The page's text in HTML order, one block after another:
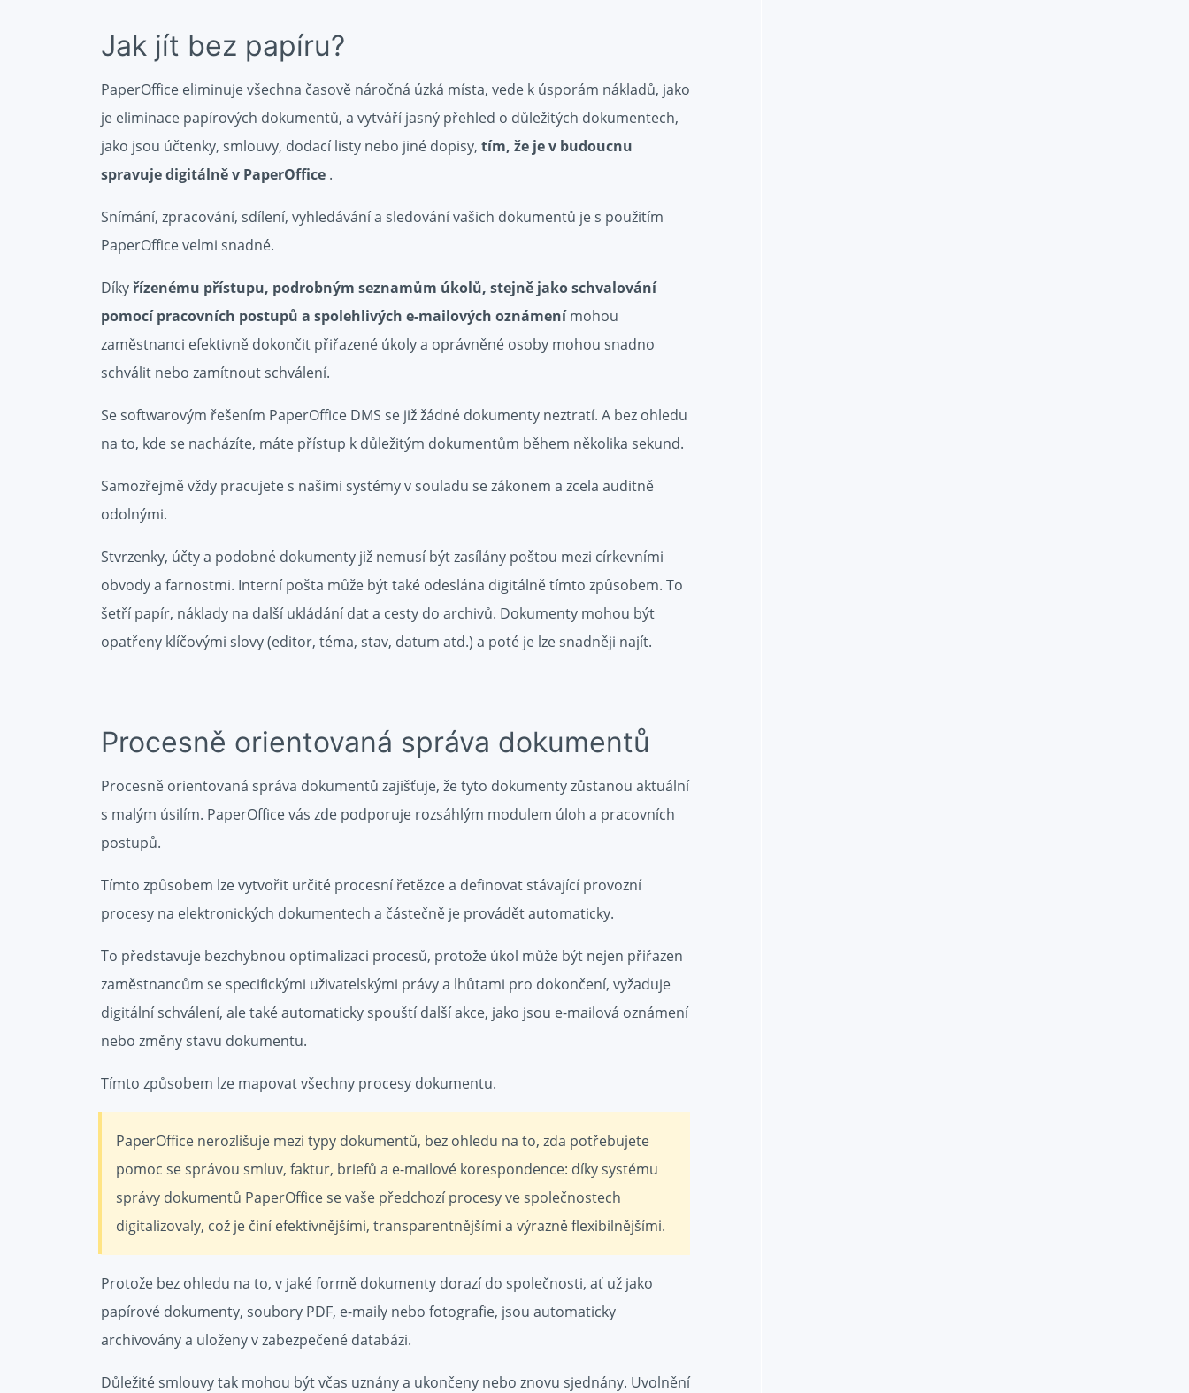
Jak jít bez papíru?
PaperOffice eliminuje všechna časově náročná úzká místa, vede k úsporám nákladů, jako
je eliminace papírových dokumentů, a vytváří jasný přehled o důležitých dokumentech,
jako jsou účtenky, smlouvy, dodací listy nebo jiné dopisy, tím, že je v budoucnu
spravuje digitálně v PaperOffice .
Snímání, zpracování, sdílení, vyhledávání a sledování vašich dokumentů je s použitím
PaperOffice velmi snadné.
Díkyřízenému přístupu, podrobným seznamům úkolů, stejně jako schvalování
pomocí pracovních postupů a spolehlivých e-mailových oznámenímohou
zaměstnanci efektivně dokončit přiřazené úkoly a oprávněné osoby mohou snadno
schválit nebo zamítnout schválení.
Se softwarovým řešením PaperOffice DMS se již žádné dokumenty neztratí. A bez ohledu
na to, kde se nacházíte, máte přístup k důležitým dokumentům během několika sekund.
Samozřejmě vždy pracujete s našimi systémy v souladu se zákonem a zcela auditně
odolnými.
Stvrzenky, účty a podobné dokumenty již nemusí být zasílány poštou mezi církevními
obvody a farnostmi. Interní pošta může být také odeslána digitálně tímto způsobem. To
šetří papír, náklady na další ukládání dat a cesty do archivů. Dokumenty mohou být
opatřeny klíčovými slovy (editor, téma, stav, datum atd.) a poté je lze snadněji najít.
Procesně orientovaná správa dokumentů
Procesně orientovaná správa dokumentů zajišťuje, že tyto dokumenty zůstanou aktuální
s malým úsilím. PaperOffice vás zde podporuje rozsáhlým modulem úloh a pracovních
postupů.
Tímto způsobem lze vytvořit určité procesní řetězce a definovat stávající provozní
procesy na elektronických dokumentech a částečně je provádět automaticky.
To představuje bezchybnou optimalizaci procesů, protože úkol může být nejen přiřazen
zaměstnancům se specifickými uživatelskými právy a lhůtami pro dokončení, vyžaduje
digitální schválení, ale také automaticky spouští další akce, jako jsou e-mailová oznámení
nebo změny stavu dokumentu.
Tímto způsobem lze mapovat všechny procesy dokumentu.
PaperOffice nerozlišuje mezi typy dokumentů, bez ohledu na to, zda potřebujete
pomoc se správou smluv, faktur, briefů a e-mailové korespondence: díky systému
správy dokumentů PaperOffice se vaše předchozí procesy ve společnostech
digitalizovaly, což je činí efektivnějšími, transparentnějšími a výrazně flexibilnějšími.
Protože bez ohledu na to, v jaké formě dokumenty dorazí do společnosti, ať už jako
papírové dokumenty, soubory PDF, e-maily nebo fotografie, jsou automaticky
archivovány a uloženy v zabezpečené databázi.
Důležité smlouvy tak mohou být včas uznány a ukončeny nebo znovu sjednány. Uvolnění